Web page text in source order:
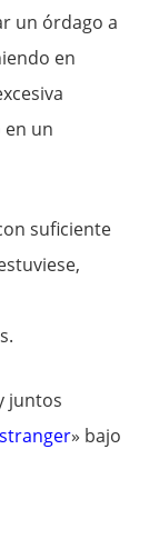
un órdago a
en
un
suficiente
juntos
» bajo